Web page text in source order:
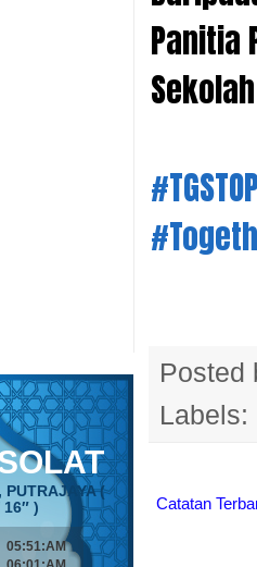
Panitia
Labels:
Catatan